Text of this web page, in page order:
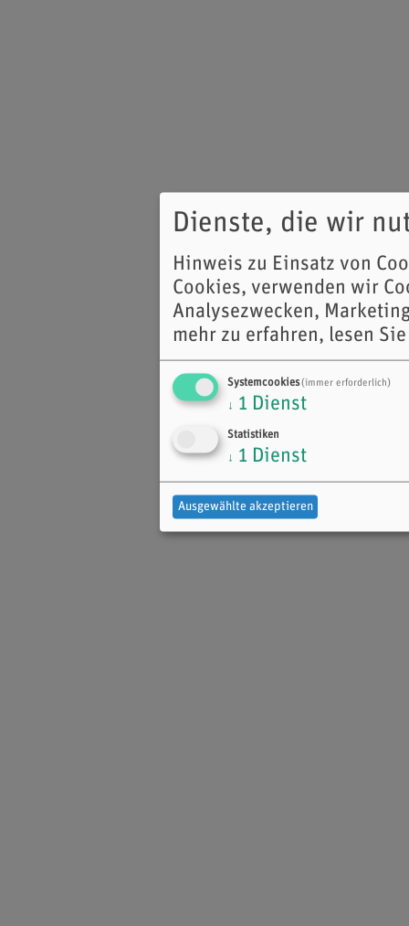
Dienste, die wir
Hinweis zu Einsatz von
Cookies, verwenden wir
Analysezwecken,
mehr zu erfahren, lesen
Systemcookies(immer erforderlich)
↓ 1 Dienst
Statistiken
↓ 1 Dienst
Ausgewählte akzeptieren